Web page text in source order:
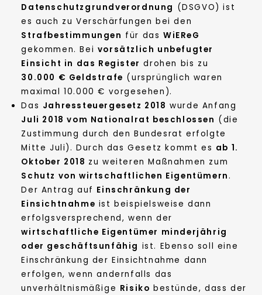
Datenschutzgrundverordnung (DSGVO) ist
es auch zu Verschärfungen bei den
Strafbestimmungen für das WiEReG
gekommen. Bei vorsätzlich unbefugter
Einsicht in das Register drohen bis zu
30.000 € Geldstrafe (ursprünglich waren
maximal 10.000 € vorgesehen).
Das Jahressteuergesetz 2018 wurde Anfang
Juli 2018 vom Nationalrat beschlossen (die
Zustimmung durch den Bundesrat erfolgte
Mitte Juli). Durch das Gesetz kommt es ab 1.
Oktober 2018 zu weiteren Maßnahmen zum
Schutz von wirtschaftlichen Eigentümern.
Der Antrag auf Einschränkung der
Einsichtnahme ist beispielsweise dann
erfolgsversprechend, wenn der
wirtschaftliche Eigentümer minderjährig
oder geschäftsunfähig ist. Ebenso soll eine
Einschränkung der Einsichtnahme dann
erfolgen, wenn andernfalls das
unverhältnismäßige Risiko bestünde, dass der